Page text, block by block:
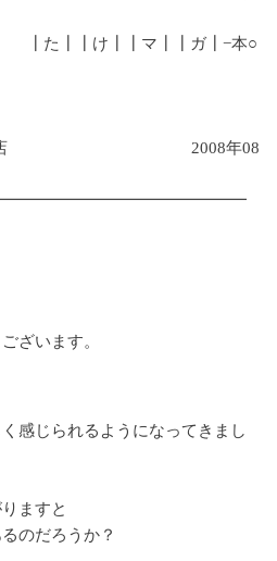
┃た┃┃け┃┃マ┃┃ガ┃−本○
店 2008年08
ざいます。
感じられるようになってきまし
ますと
のだろうか？